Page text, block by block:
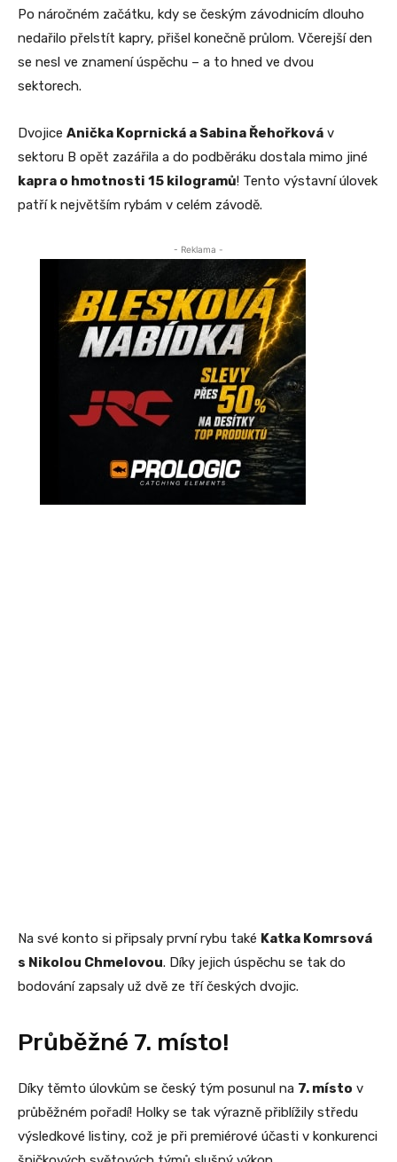
Po náročném začátku, kdy se českým závodnicím dlouho
nedařilo přelstít kapry, přišel konečně průlom. Včerejší den
se nesl ve znamení úspěchu – a to hned ve dvou
sektorech.
Dvojice Anička Koprnická a Sabina Řehořková v
sektoru B opět zazářila a do podběráku dostala mimo jiné
kapra o hmotnosti 15 kilogramů! Tento výstavní úlovek
patří k největším rybám v celém závodě.
- Reklama -
Na své konto si připsaly první rybu také Katka Komrsová
s Nikolou Chmelovou. Díky jejich úspěchu se tak do
bodování zapsaly už dvě ze tří českých dvojic.
Průběžné 7. místo!
Díky těmto úlovkům se český tým posunul na 7. místo v
průběžném pořadí! Holky se tak výrazně přiblížily středu
výsledkové listiny, což je při premiérové účasti v konkurenci